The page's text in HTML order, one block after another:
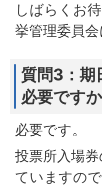
しばらくお
挙管理委員
質問3：期
必要です
必要です。
投票所入場
ていますの